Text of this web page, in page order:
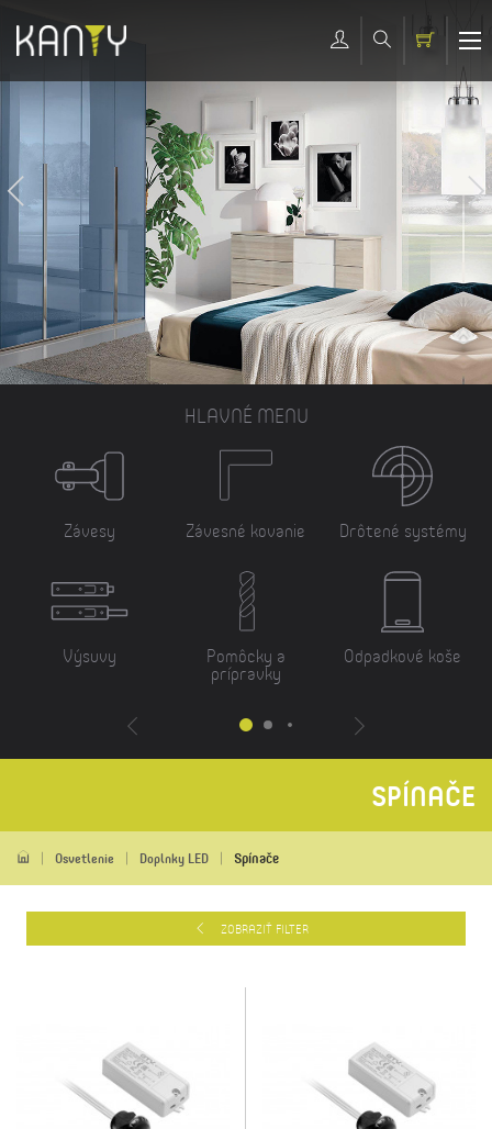
HLAVNÉ MENU
Závesy
Výsuvy
Závesné kovanie
Pomôcky a
prípravky
Drôtené systémy
Odpadkové koše
SPÍNAČE
Osvetlenie Doplnky LED Spínače
ZOBRAZIŤ FILTER